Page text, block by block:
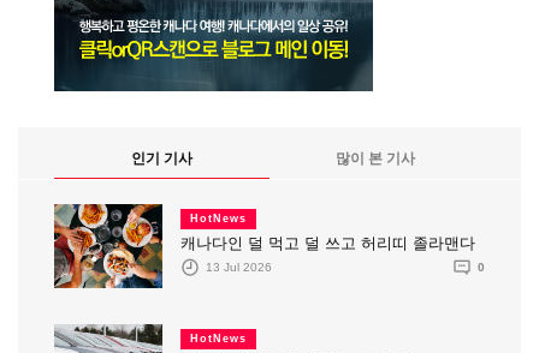
인기 기사 많이 본 기사
HotNews
캐나다인 덜 먹고 덜 쓰고 허리띠 졸라맨다
13 Jul 2026 0
HotNews